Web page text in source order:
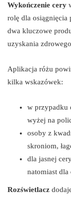
Wykończenie cery
rolę dla osiągnięcia
dwa kluczowe
uzyskania
Aplikacja różu
kilka wskazówek:
w przypadku
wyżej na
osoby z
skroniom,
dla jasnej
natomiast
Rozświetlacz